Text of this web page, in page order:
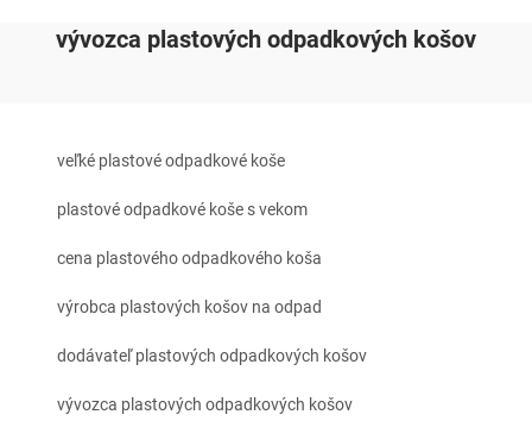
vývozca plastových odpadkových košov
veľké plastové odpadkové koše
plastové odpadkové koše s vekom
cena plastového odpadkového koša
výrobca plastových košov na odpad
dodávateľ plastových odpadkových košov
vývozca plastových odpadkových košov